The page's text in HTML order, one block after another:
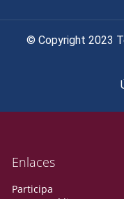
© Copyright 2023
Enlaces
Participa